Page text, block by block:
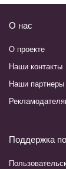
О нас
О проекте
Наши контакты
Наши партнеры
Поддержка